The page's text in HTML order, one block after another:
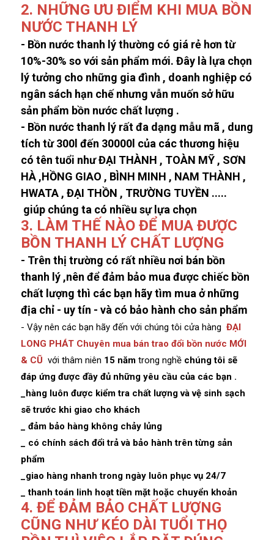
2. NHỮNG ƯU ĐIỂM KHI MUA BỒN
NƯỚC THANH LÝ
- Bồn nước thanh lýthường có giá rẻ hơn từ
10%-30% so với sản phẩm mới. Đây là lựa chọn
lý tưởng cho những gia đình , doanh nghiệp có
ngân sách hạn chế nhưng vẫn muốn sở hữu
sản phẩm bồn nước chất lượng .
- Bồn nước thanh lý rất đa dạng mẫu mã , dung
tích từ 300l đến 30000l của các thương hiệu
có tên tuổi như ĐẠI THÀNH , TOÀN MỸ , SƠN
HÀ ,HỒNG GIAO , BÌNH MINH , NAM THÀNH ,
HWATA , ĐẠI THỒN , TRƯỜNG TUYỀN .....
giúp chúng ta có nhiều sự lựa chọn
3. LÀM THẾ NÀO ĐỂ MUA ĐƯỢC
BỒN THANH LÝ CHẤT LƯỢNG
- Trên thị trường có rất nhiều nơi bán bồn
thanh lý ,nên để đảm bảo mua được chiếc bồn
chất lượng thì các bạn hãy tìm mua ở những
địa chỉ - uy tín - và có bảo hành cho sản phẩm
- Vậy nên các bạn hãy đến với chúng tôi cửa hàng ĐẠI
LONG PHÁT Chuyên mua bán trao đổi bồn nước MỚI
& CŨ với thâm niên 15 năm trong nghề chúng tôi sẽ
đáp ứng được đầy đủ những yêu cầu của các bạn .
_hàng luôn được kiểm tra chất lượng và vệ sinh sạch
sẽ trước khi giao cho khách
_ đảm bảo hàng không chảy lủng
_ có chính sách đổi trả và bảo hành trên từng sản
phẩm
_giao hàng nhanh trong ngày luôn phục vụ 24/7
_ thanh toán linh hoạt tiền mặt hoặc chuyển khoản
4. ĐỂ ĐẢM BẢO CHẤT LƯỢNG
CŨNG NHƯ KÉO DÀI TUỔI THỌ